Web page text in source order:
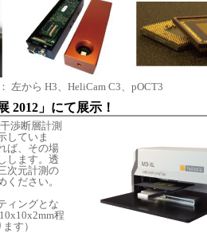
左から H3、HeliCam C3、pOCT3
2012」にて展示！
渉断層計測
していま
ば、その場
します。透
次元計測の
ださい。
ィングとな
程
す）